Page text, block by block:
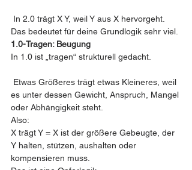
In 2.0 trägt X Y, weil Y aus X hervorgeht.
Das bedeutet für deine Grundlogik sehr viel.
1.0-Tragen: Beugung
In 1.0 ist „tragen“ strukturell gedacht.
Etwas Größeres trägt etwas Kleineres, weil
es unter dessen Gewicht, Anspruch, Mangel
oder Abhängigkeit steht.
Also:
X trägt Y = X ist der größere Gebeugte, der
Y halten, stützen, aushalten oder
kompensieren muss.